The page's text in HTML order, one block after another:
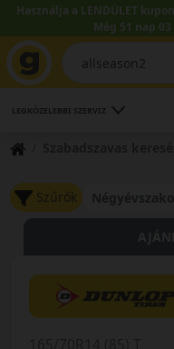
Használja a LENDÜLET
Még 51 nap
LEGKÖZELEBBI SZERVIZ
Szűrők